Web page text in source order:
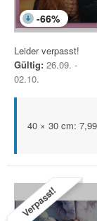
-66%
Leider verpasst!
Gültig: 26.09. -
02.10.
40 × 30 cm:
Verpasst!